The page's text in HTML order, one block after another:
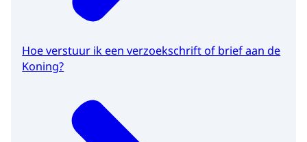
Hoe verstuur ik een verzoekschrift of brief aan de
Koning?